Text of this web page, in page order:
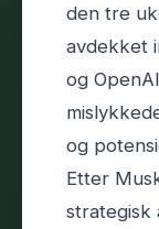
den tre
avdekket
og
og
Etter
strategisk